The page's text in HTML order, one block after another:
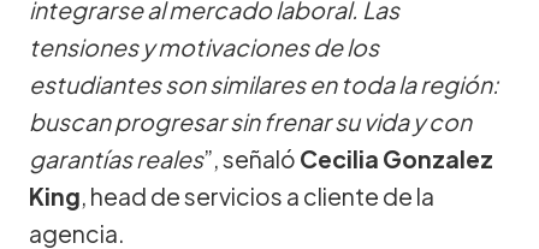
integrarse al mercado laboral. Las
tensiones y motivaciones de los
estudiantes son similares en toda la región:
buscan progresar sin frenar su vida y con
garantías reales”, señaló Cecilia Gonzalez
King, head de servicios a cliente de la
agencia.